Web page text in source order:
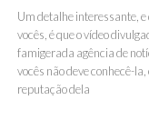
Um detalhe interessante,
vocês, é que o vídeo
famigerada agência de
vocês não deve conhecê-
reputação dela